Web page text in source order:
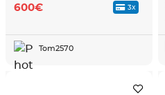
3x
600€
Tom2570